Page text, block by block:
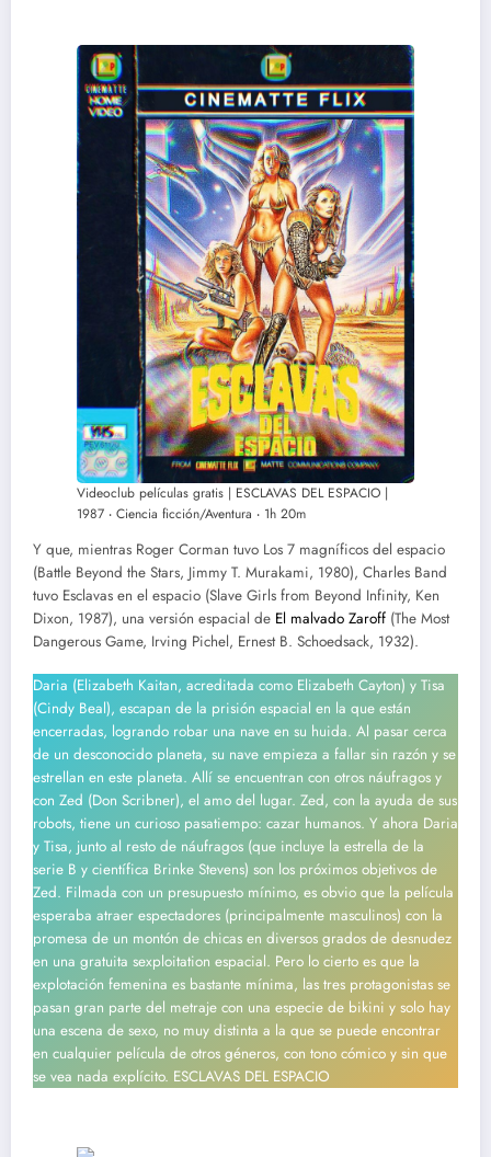
Videoclub películas gratis | ESCLAVAS DEL ESPACIO |
1987 ‧ Ciencia ficción/Aventura ‧ 1h 20m
Y que, mientras Roger Corman tuvo Los 7 magníficos del espacio
(Battle Beyond the Stars, Jimmy T. Murakami, 1980), Charles Band
tuvo Esclavas en el espacio (Slave Girls from Beyond Infinity, Ken
Dixon, 1987), una versión espacial de El malvado Zaroff (The Most
Dangerous Game, Irving Pichel, Ernest B. Schoedsack, 1932).
Daria (Elizabeth Kaitan, acreditada como Elizabeth Cayton) y Tisa
(Cindy Beal), escapan de la prisión espacial en la que están
encerradas, logrando robar una nave en su huida. Al pasar cerca
de un desconocido planeta, su nave empieza a fallar sin razón y se
estrellan en este planeta. Allí se encuentran con otros náufragos y
con Zed (Don Scribner), el amo del lugar. Zed, con la ayuda de sus
robots, tiene un curioso pasatiempo: cazar humanos. Y ahora Daria
y Tisa, junto al resto de náufragos (que incluye la estrella de la
serie B y científica Brinke Stevens) son los próximos objetivos de
Zed. Filmada con un presupuesto mínimo, es obvio que la película
esperaba atraer espectadores (principalmente masculinos) con la
promesa de un montón de chicas en diversos grados de desnudez
en una gratuita sexploitation espacial. Pero lo cierto es que la
explotación femenina es bastante mínima, las tres protagonistas se
pasan gran parte del metraje con una especie de bikini y solo hay
una escena de sexo, no muy distinta a la que se puede encontrar
en cualquier película de otros géneros, con tono cómico y sin que
se vea nada explícito. ESCLAVAS DEL ESPACIO